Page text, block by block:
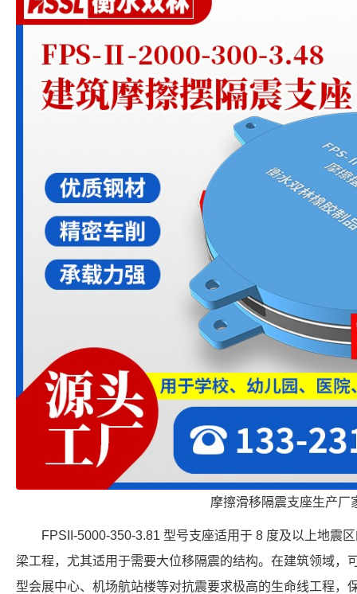
摩擦滑移隔震支座生产厂
FPSII-5000-350-3.81 型号支座适用于 8 度及以上地震
梁工程，尤其适用于需要大位移隔震的结构。在建筑领域，
型会展中心、机场航站楼等对抗震要求极高的生命线工程，